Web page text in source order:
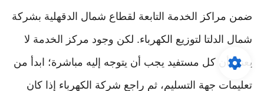
ضمن مراكز الخدمة التابعة لقطاع شمال الدقهلية بشركة
شمال الدلتا لتوزيع الكهرباء. لكن وجود مركز الخدمة لا
يعني أن كل مستفيد يجب أن يتوجه إليه مباشرة؛ ابدأ من
تعليمات جهة التسليم، ثم راجع شركة الكهرباء إذا كان